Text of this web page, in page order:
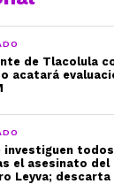
de Tlacolula
acatará
investiguen
el asesinato
Leyva;